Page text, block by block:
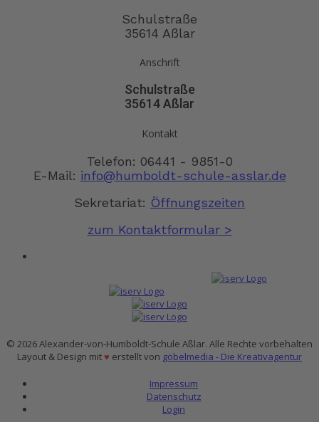
Schulstraße
35614 Aßlar
Anschrift
Schulstraße
35614 Aßlar
Kontakt
Telefon: 06441 - 9851-0
E-Mail: info@humboldt-schule-asslar.de
Sekretariat: Öffnungszeiten
zum Kontaktformular >
© 2026 Alexander-von-Humboldt-Schule Aßlar. Alle Rechte vorbehalten
Layout & Design mit♥ erstellt von göbelmedia - Die Kreativagentur
Impressum
Datenschutz
Login